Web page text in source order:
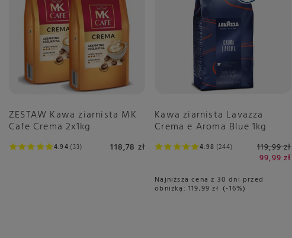
4.94 33
ZESTAW Kawa ziarnista MK
Cafe Crema 2x1kg
118,78 zł 4.98 244
Kawa ziarnista Lavazza
Crema e Aroma Blue 1kg
119,99 zł
99,99 zł
Najniższa cena z 30 dni przed
obniżką:119,99 zł -16%